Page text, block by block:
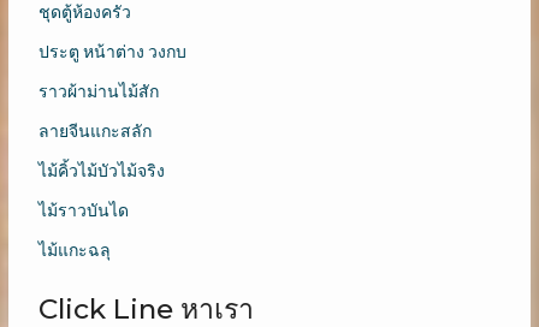
ชุดตู้ห้องครัว
ประตู หน้าต่าง วงกบ
ราวผ้าม่านไม้สัก
ลายจีนแกะสลัก
ไม้คิ้วไม้บัวไม้จริง
ไม้ราวบันได
ไม้แกะฉลุ
Click Line หาเรา